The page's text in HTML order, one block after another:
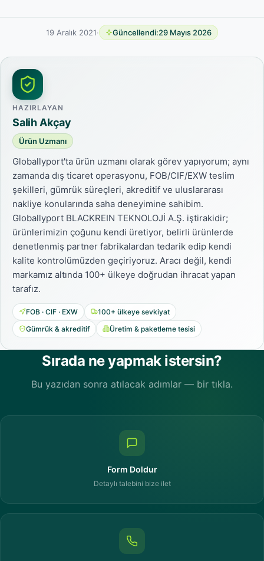
19 Aralık 2021· Güncellendi:29 Mayıs 2026
HAZIRLAYAN
Salih Akçay
Ürün Uzmanı
Globallyport'ta ürün uzmanı olarak görev yapıyorum; aynı
zamanda dış ticaret operasyonu, FOB/CIF/EXW teslim
şekilleri, gümrük süreçleri, akreditif ve uluslararası
nakliye konularında saha deneyimine sahibim.
Globallyport BLACKREIN TEKNOLOJİ A.Ş. iştirakidir;
ürünlerimizin çoğunu kendi üretiyor, belirli ürünlerde
denetlenmiş partner fabrikalardan tedarik edip kendi
kalite kontrolümüzden geçiriyoruz. Aracı değil, kendi
markamız altında 100+ ülkeye doğrudan ihracat yapan
tarafız.
FOB · CIF · EXW
100+ ülkeye sevkiyat
Gümrük & akreditif
Üretim & paketleme tesisi
Sırada ne yapmak istersin?
Bu yazıdan sonra atılacak adımlar — bir tıkla.
Form Doldur
Detaylı talebini bize ilet